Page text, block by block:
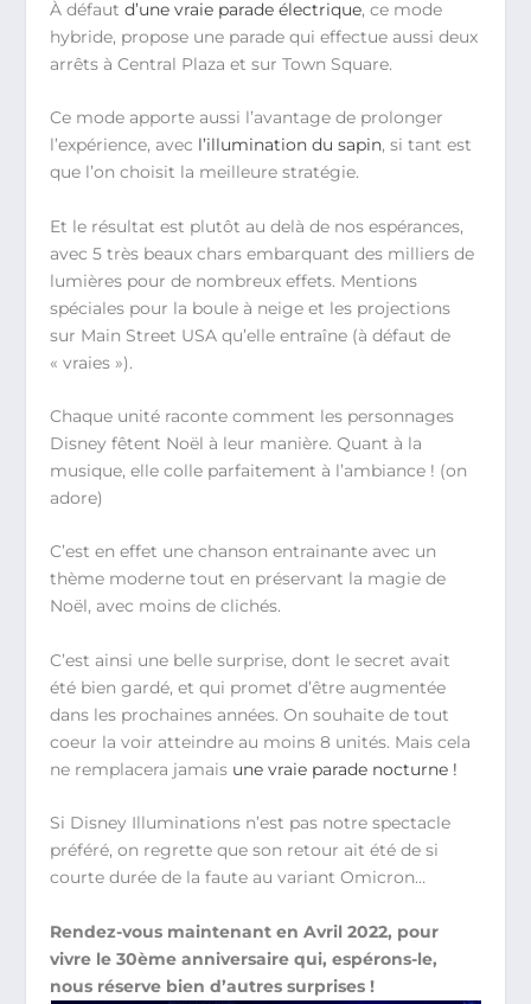
À défautd’une vraie parade électrique, ce mode
hybride, propose une parade qui effectue aussi deux
arrêts à Central Plaza et sur Town Square.
Ce mode apporte aussi l’avantage de prolonger
l’expérience, avec l’illumination du sapin, si tant est
que l’on choisit la meilleure stratégie.
Et le résultat est plutôt au delà de nos espérances,
avec 5 très beaux chars embarquant des milliers de
lumières pour de nombreux effets. Mentions
spéciales pour la boule à neige et les projections
sur Main Street USA qu’elle entraîne (à défaut de
« vraies »).
Chaque unité raconte comment les personnages
Disney fêtent Noël à leur manière. Quant à la
musique, elle colle parfaitement à l’ambiance ! (on
adore)
C’est en effet une chanson entrainante avec un
thème moderne tout en préservant la magie de
Noël, avec moins de clichés.
C’est ainsi une belle surprise, dont le secret avait
été bien gardé, et qui promet d’être augmentée
dans les prochaines années. On souhaite de tout
coeur la voir atteindre au moins 8 unités. Mais cela
ne remplacera jamais une vraie parade nocturne !
Si Disney Illuminations n’est pas notre spectacle
préféré, on regrette que son retour ait été de si
courte durée de la faute au variant Omicron…
Rendez-vous maintenant en Avril 2022, pour
vivre le 30ème anniversaire qui, espérons-le,
nous réserve bien d’autres surprises !